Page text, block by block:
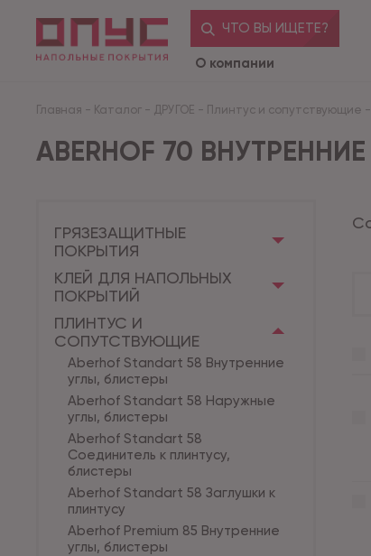
ЧТО ВЫ ИЩЕТЕ?
О компании
Главная - Каталог - ДРУГОЕ - Плинтус и сопутствующие -
ABERHOF 70
ГРЯЗЕЗАЩИТНЫЕ
ПОКРЫТИЯ
КЛЕЙ ДЛЯ НАПОЛЬНЫХ
ПОКРЫТИЙ
ПЛИНТУС И
СОПУТСТВУЮЩИЕ
Aberhof Standart 58 Внутренние
углы, блистеры
Aberhof Standart 58 Наружные
углы, блистеры
Aberhof Standart 58
Соединитель к плинтусу,
блистеры
Aberhof Standart 58 Заглушки к
плинтусу
Aberhof Premium 85 Внутренние
углы, блистеры